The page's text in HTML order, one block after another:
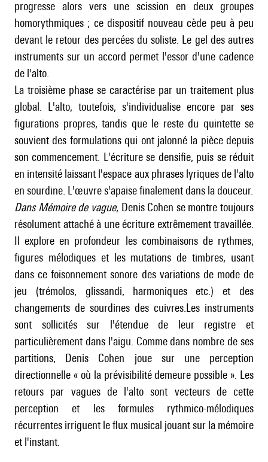
progresse alors vers une scission en deux groupes
homorythmiques ; ce dispositif nouveau cède peu à peu
devant le retour des percées du soliste. Le gel des autres
instruments sur un accord permet l'essor d'une cadence
de l'alto.
La troisième phase se caractérise par un traitement plus
global. L'alto, toutefois, s'individualise encore par ses
figurations propres, tandis que le reste du quintette se
souvient des formulations qui ont jalonné la pièce depuis
son commencement. L'écriture se densifie, puis se réduit
en intensité laissant l'espace aux phrases lyriques de l'alto
en sourdine. L'œuvre s'apaise finalement dans la douceur.
Dans Mémoire de vague, Denis Cohen se montre toujours
résolument attaché à une écriture extrêmement travaillée.
Il explore en profondeur les combinaisons de rythmes,
figures mélodiques et les mutations de timbres, usant
dans ce foisonnement sonore des variations de mode de
jeu (trémolos, glissandi, harmoniques etc.) et des
changements de sourdines des cuivres.Les instruments
sont sollicités sur l'étendue de leur registre et
particulièrement dans l'aigu. Comme dans nombre de ses
partitions, Denis Cohen joue sur une perception
directionnelle « où la prévisibilité demeure possible ». Les
retours par vagues de l'alto sont vecteurs de cette
perception et les formules rythmico-mélodiques
récurrentes irriguent le flux musical jouant sur la mémoire
et l'instant.